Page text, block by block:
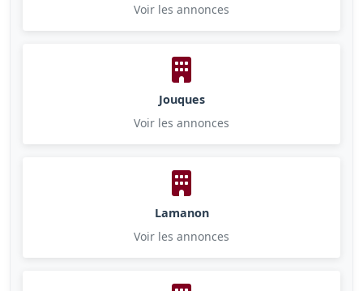
Voir les annonces
Jouques
Voir les annonces
Lamanon
Voir les annonces